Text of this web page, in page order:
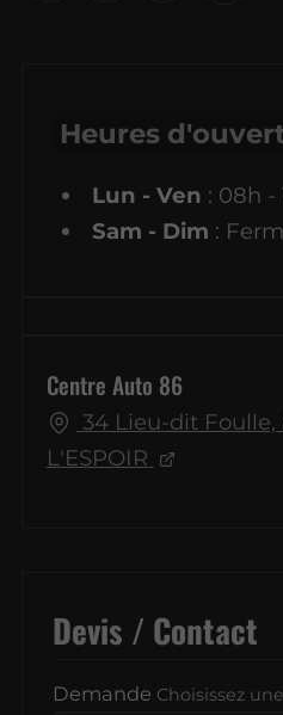
Heures
Lun - Ven : 08h -
Sam - Dim :
Centre Auto 86
34 Lieu-dit Foulle,
L'ESPOIR
Devis / Contact
Demande Choisissez